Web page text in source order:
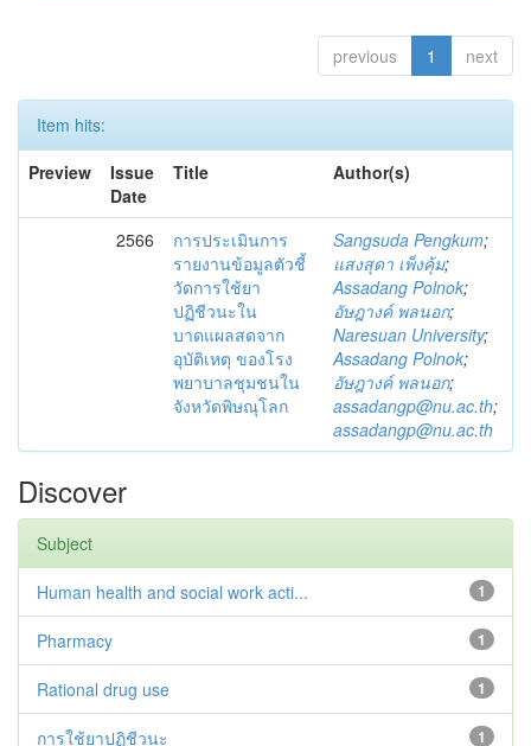
previous 1 next
Item hits:
Preview
Issue
Date
Title Author(s)
2566
การประเมินการ
รายงานข้อมูลตัวชี้
วัดการใช้ยา
ปฏิชีวนะใน
บาดแผลสดจาก
อุบัติเหตุ ของโรง
พยาบาลชุมชนใน
จังหวัดพิษณุโลก
Sangsuda Pengkum;
แสงสุดา เพ็งคุ้ม;
Assadang Polnok;
อัษฎางค์ พลนอก;
Naresuan University;
Assadang Polnok;
อัษฎางค์ พลนอก;
assadangp@nu.ac.th;
assadangp@nu.ac.th
Discover
Subject
1
Human health and social work acti...
1
Pharmacy
1
Rational drug use
1
การใช้ยาปฏิชีวนะ